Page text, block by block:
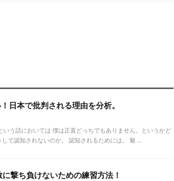
日本で批判される理由を分析。
う話においては 僕は正直どっちでもありません。というかど
て認知されないのか。 認知されるためには。 魅 ...
撃ち負けないための練習方法！